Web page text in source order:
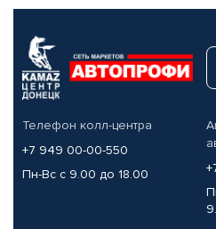
Телефон колл-центра
+7 949 00-00-550
Пн-Вс с 9.00 до 18.00